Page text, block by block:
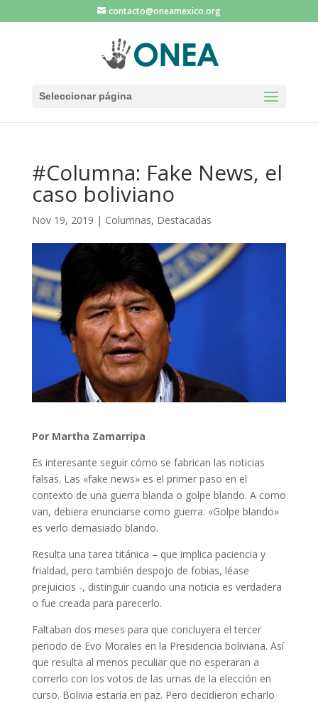
contacto@oneamexico.org
Seleccionar página
#Columna: Fake News, el
caso boliviano
Nov 19, 2019 | Columnas, Destacadas
Por Martha Zamarripa
Es interesante seguir cómo se fabrican las noticias
falsas. Las «fake news» es el primer paso en el
contexto de una guerra blanda o golpe blando. A como
van, debiera enunciarse como guerra. «Golpe blando»
es verlo demasiado blando.
Resulta una tarea titánica – que implica paciencia y
frialdad, pero también despojo de fobias, léase
prejuicios -, distinguir cuando una noticia es verdadera
o fue creada para parecerlo.
Faltaban dos meses para que concluyera el tercer
periodo de Evo Morales en la Presidencia boliviana. Así
que resulta al menos peculiar que no esperaran a
correrlo con los votos de las urnas de la elección en
curso. Bolivia estaría en paz. Pero decidieron echarlo